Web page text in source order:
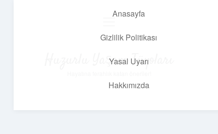
Anasayfa
Gizlilik Politikası
Yasal Uyarı
Hakkımızda
Huzurlu Yaşam Tüyoları